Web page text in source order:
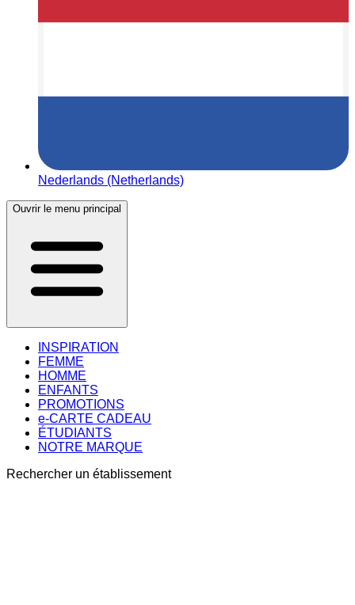
Nederlands (Netherlands)
Ouvrir le menu principal
INSPIRATION
FEMME
HOMME
ENFANTS
PROMOTIONS
e-CARTE CADEAU
ÉTUDIANTS
NOTRE MARQUE
Rechercher un établissement